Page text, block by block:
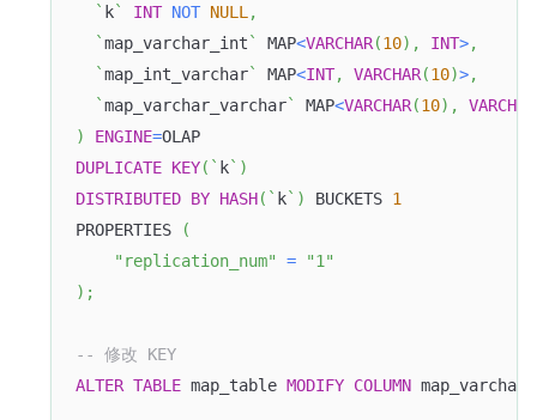
` k` INT NOT NULL,
`map_varchar_int ` MAP<VARCHAR(10) , INT>,
`map_int_varchar` MAP<INT, VARCHAR(10)>,
`map_varchar_varchar` MAP<VARCHAR(10) , VARCHAR
)
ENGINE=OLAP
DUPLICATE KEY( ` k` )
DISTRIBUTED BY HASH( ` k` ) BUCKETS 1
PROPERTIES
(
"replication_num"
=
"1"
) ;
-- 修改 KEY
ALTER TABLE map_table MODIFY COLUMN